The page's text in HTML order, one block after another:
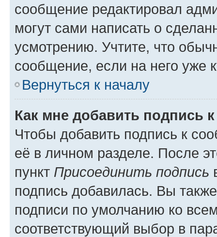
сообщение редактировал
могут сами написать о
усмотрению. Учтите, что
сообщение, если на него уже
Вернуться к началу
Как мне добавить подпись
Чтобы добавить подпись к
её в личном разделе. После
пункт Присоединить подпись
подпись добавилась. Вы
подписи по умолчанию ко
соответствующий выбор в